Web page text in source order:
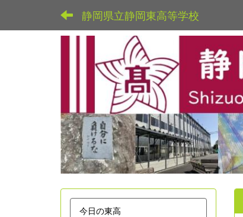
静岡県立静岡東高等学校
今日の東高